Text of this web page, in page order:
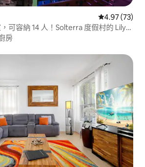
從 73 則評價
4.97 (73)
可容納 14 人！Solterra 度假村的 Lily
房